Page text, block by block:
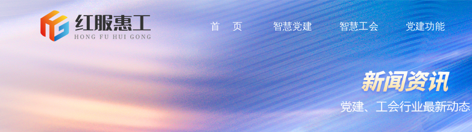
首 页 智慧党建 智慧工会 党建功能